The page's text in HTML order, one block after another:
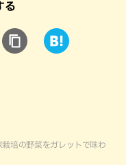
る
培の野菜をガレットで味わ